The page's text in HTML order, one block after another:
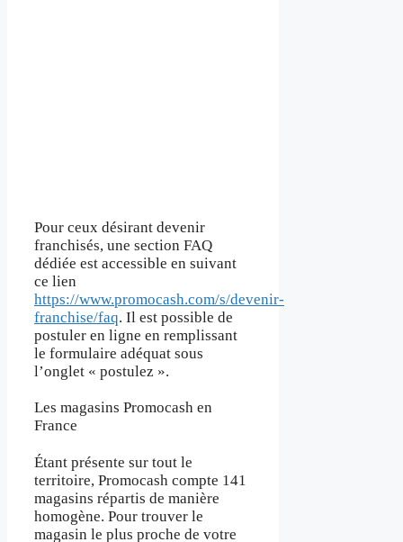
Pour ceux désirant devenir
franchisés, une section FAQ
dédiée est accessible en suivant
ce lien
https://www.promocash.com/s/devenir-
franchise/faq. Il est possible de
postuler en ligne en remplissant
le formulaire adéquat sous
l’onglet « postulez ».
Les magasins Promocash en
France
Étant présente sur tout le
territoire, Promocash compte 141
magasins répartis de manière
homogène. Pour trouver le
magasin le plus proche de votre